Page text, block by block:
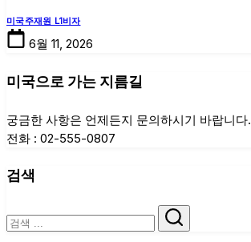
인
받
방
미국주재원 L1비자
6월 11, 2026
미국으로 가는 지름길
궁금한 사항은 언제든지 문의하시기 바랍니다.
전화 : 02-555-0807
검색
검